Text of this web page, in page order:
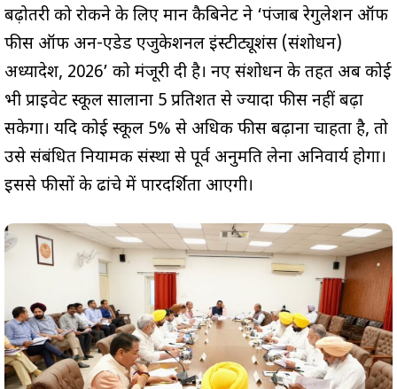
बढ़ोतरी को रोकने के लिए मान कैबिनेट ने ‘पंजाब रेगुलेशन ऑफ
फीस ऑफ अन-एडेड एजुकेशनल इंस्टीट्यूशंस (संशोधन)
अध्यादेश, 2026’ को मंजूरी दी है। नए संशोधन के तहत अब कोई
भी प्राइवेट स्कूल सालाना 5 प्रतिशत से ज्यादा फीस नहीं बढ़ा
सकेगा। यदि कोई स्कूल 5% से अधिक फीस बढ़ाना चाहता है, तो
उसे संबंधित नियामक संस्था से पूर्व अनुमति लेना अनिवार्य होगा।
इससे फीसों के ढांचे में पारदर्शिता आएगी।